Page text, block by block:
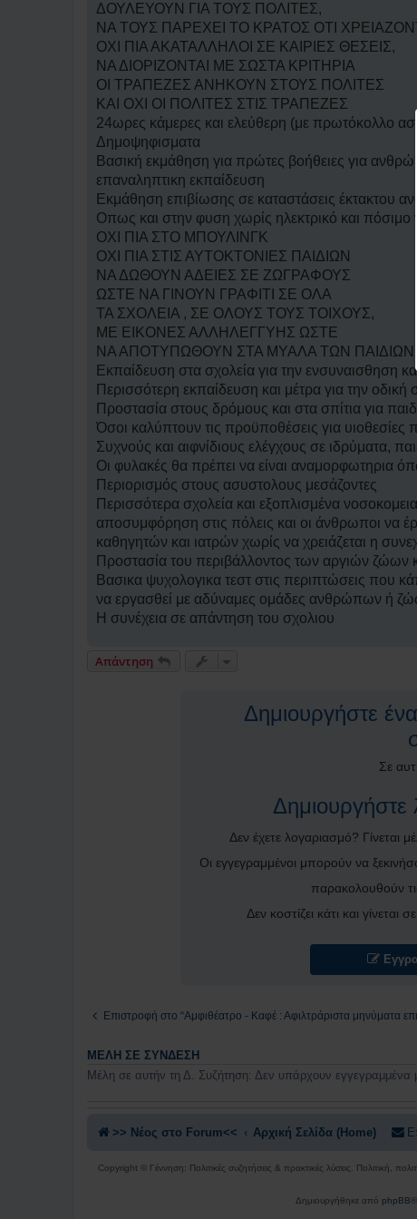
δ
η
μ
ο
σ
ί
ε
υ
σ
η
ΔΟΥΛΕΥΟΥΝ ΓΙΑ ΤΟΥΣ ΠΟΛΙΤΕΣ,
ΝΑ ΤΟΥΣ ΠΑΡΕΧΕΙ ΤΟ ΚΡΑΤΟΣ ΟΤΙ
ΟΧΙ ΠΙΑ ΑΚΑΤΑΛΛΗΛΟΙ ΣΕ ΚΑΙΡΙΕΣ ΘΕΣΕΙΣ,
ΝΑ ΔΙΟΡΙΖΟΝΤΑΙ ΜΕ ΣΩΣΤΑ ΚΡΙΤΗΡΙΑ
ΟΙ ΤΡΑΠΕΖΕΣ ΑΝΗΚΟΥΝ ΣΤΟΥΣ ΠΟΛΙΤΕΣ
ΚΑΙ ΟΧΙ ΟΙ ΠΟΛΙΤΕΣ ΣΤΙΣ ΤΡΑΠΕΖΕΣ
24ωρες κάμερες και ελεύθερη (με πρωτόκολλο
Δημοψηφισματα
Βασική εκμάθηση για πρώτες βοήθειες για
επαναληπτικη εκπαίδευση
Εκμάθηση επιβίωσης σε καταστάσεις έκτακτου
Οπως και στην φυση χωρίς ηλεκτρικό και πόσιμο
ΟΧΙ ΠΙΑ ΣΤΟ ΜΠΟΥΛΙΝΓΚ
ΟΧΙ ΠΙΑ ΣΤΙΣ ΑΥΤΟΚΤΟΝΙΕΣ ΠΑΙΔΙΩΝ
ΝΑ ΔΩΘΟΥΝ ΑΔΕΙΕΣ ΣΕ ΖΩΓΡΑΦΟΥΣ
ΩΣΤΕ ΝΑ ΓΙΝΟΥΝ ΓΡΑΦΙΤΙ ΣΕ ΟΛΑ
ΤΑ ΣΧΟΛΕΙΑ , ΣΕ ΟΛΟΥΣ ΤΟΥΣ ΤΟΙΧΟΥΣ,
ΜΕ ΕΙΚΟΝΕΣ ΑΛΛΗΛΕΓΓΥΗΣ ΩΣΤΕ
ΝΑ ΑΠΟΤΥΠΩΘΟΥΝ ΣΤΑ ΜΥΑΛΑ ΤΩΝ ΠΑΙΔΙΩΝ
Εκπαίδευση στα σχολεία για την ενσυναισθηση
Περισσότερη εκπαίδευση και μέτρα για την
Προστασία στους δρόμους και στα σπίτια για
Όσοι καλύπτουν τις προϋποθέσεις για
Συχνούς και αιφνίδιους ελέγχους σε ιδρύματα,
Οι φυλακές θα πρέπει να είναι αναμορφωτηρια
Περιορισμός στους ασυστολους μεσάζοντες
Περισσότερα σχολεία και εξοπλισμένα
αποσυμφόρηση στις πόλεις και οι άνθρωποι να
καθηγητών και ιατρών χωρίς να χρειάζεται η
Προστασία του περιβάλλοντος των αργιών ζώων
Βασικα ψυχολογικα τεστ στις περιπτώσεις που
να εργασθεί με αδύναμες ομάδες ανθρώπων ή
Η συνέχεια σε απάντηση του σχολιου
Απάντηση
Δημιουργήστε
Σε
Δημιουργήστε
Δεν έχετε λογαριασμό? Γίνεται
Οι εγγεγραμμένοι μπορούν να
παρακολουθούν
Δεν κοστίζει κάτι και γίνεται
Επιστροφή στο “Αμφιθέατρο - Καφέ : Αφιλτράριστα μηνύματα
ΜΈΛΗ ΣΕ ΣΎΝΔΕΣΗ
Μέλη σε αυτήν τη Δ. Συζήτηση: Δεν υπάρχουν εγγεγραμμένα
>> Nέος στο Forum<< Αρχική Σελίδα (Home)
Copyright © Γέννηση: Πολιτικές συζητήσεις & πρακτικές λύσεις. Πολιτική,
Δημιουργήθηκε από phpBB